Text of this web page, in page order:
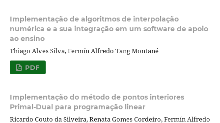
Implementação de algoritmos de interpolação
numérica e a sua integração em um software de apoio
ao ensino
Thiago Alves Silva, Fermín Alfredo Tang Montané
PDF
Implementação do método de pontos interiores
Primal-Dual para programação linear
Ricardo Couto da Silveira, Renata Gomes Cordeiro, Fermín Alfredo